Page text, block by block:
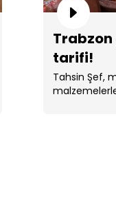
tarifi!
Tahsin Şef,